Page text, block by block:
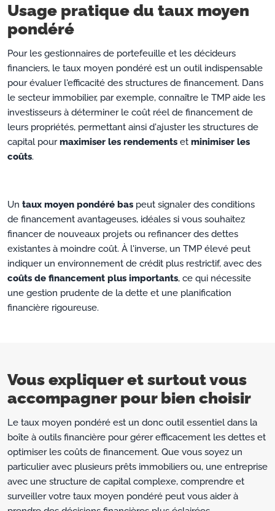
Usage pratique du taux moyen
pondéré
Pour les gestionnaires de portefeuille et les décideurs
financiers, le taux moyen pondéré est un outil indispensable
pour évaluer l'efficacité des structures de financement. Dans
le secteur immobilier, par exemple, connaître le TMP aide les
investisseurs à déterminer le coût réel de financement de
leurs propriétés, permettant ainsi d'ajuster les structures de
capital pourmaximiser les rendements et minimiser les
coûts.
Un taux moyen pondéré bas peut signaler des conditions
de financement avantageuses, idéales si vous souhaitez
financer de nouveaux projets ou refinancer des dettes
existantes à moindre coût. À l'inverse, un TMP élevé peut
indiquer un environnement de crédit plus restrictif, avec des
coûts de financement plus importants, ce qui nécessite
une gestion prudente de la dette et une planification
financière rigoureuse.
Vous expliquer et surtout vous
accompagner pour bien choisir
Le taux moyen pondéré est un donc outil essentiel dans la
boîte à outils financière pour gérer efficacement les dettes et
optimiser les coûts de financement. Que vous soyez un
particulier avec plusieurs prêts immobiliers ou, une entreprise
avec une structure de capital complexe, comprendre et
surveiller votre taux moyen pondéré peut vous aider à